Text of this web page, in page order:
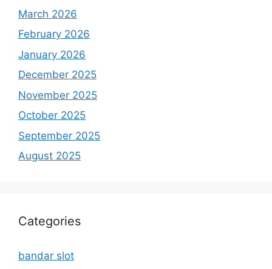
March 2026
February 2026
January 2026
December 2025
November 2025
October 2025
September 2025
August 2025
Categories
bandar slot